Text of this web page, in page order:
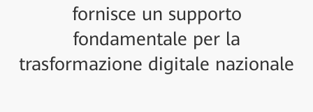
fornisce un supporto
fondamentale per la
trasformazione digitale nazionale